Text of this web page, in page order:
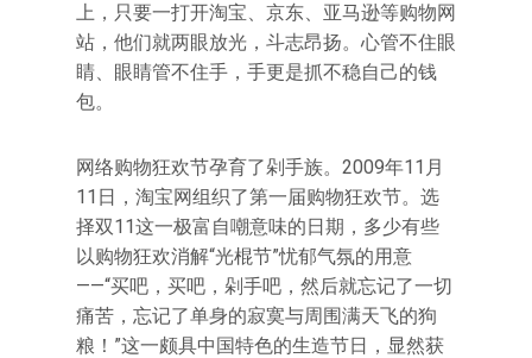
上，只要一打开淘宝、京东、亚马逊等购物网
站，他们就两眼放光，斗志昂扬。心管不住眼
睛、眼睛管不住手，手更是抓不稳自己的钱
包。
网络购物狂欢节孕育了剁手族。2009年11月
11日，淘宝网组织了第一届购物狂欢节。选
择双11这一极富自嘲意味的日期，多少有些
以购物狂欢消解“光棍节”忧郁气氛的用意
——“买吧，买吧，剁手吧，然后就忘记了一切
痛苦，忘记了单身的寂寞与周围满天飞的狗
粮！”这一颇具中国特色的生造节日，显然获